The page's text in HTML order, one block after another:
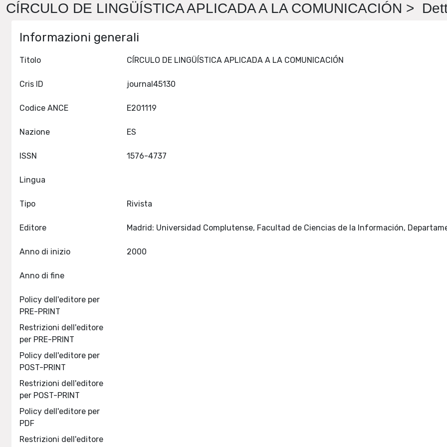
CÍRCULO DE LINGÜÍSTICA APLICADA A LA COMUNICACIÓN >
Informazioni generali
Titolo
Cris ID
Codice ANCE
Nazione
ISSN
Lingua
Tipo Rivista
Editore
Anno di inizio
Anno di fine
Policy dell'editore per
PRE-PRINT
Restrizioni dell'editore
per PRE-PRINT
Policy dell'editore per
POST-PRINT
Restrizioni dell'editore
per POST-PRINT
Policy dell'editore per
PDF
Restrizioni dell'editore